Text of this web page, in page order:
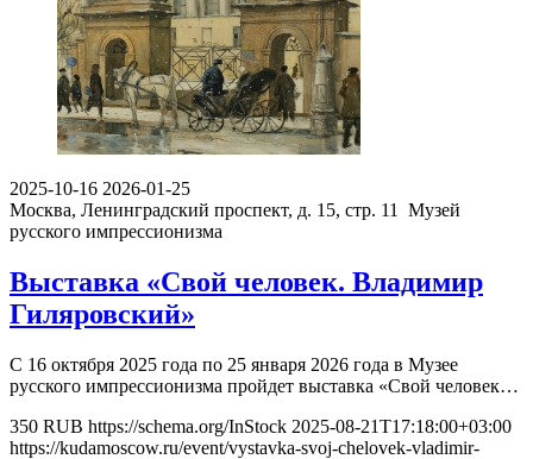
2025-10-16 2026-01-25
Москва, Ленинградский проспект, д. 15, стр. 11
Музей
русского импрессионизма
Выставка «Свой человек. Владимир
Гиляровский»
С 16 октября 2025 года по 25 января 2026 года в Музее
русского импрессионизма пройдет выставка «Свой человек…
350 RUB https://schema.org/InStock 2025-08-21T17:18:00+03:00
https://kudamoscow.ru/event/vystavka-svoj-chelovek-vladimir-